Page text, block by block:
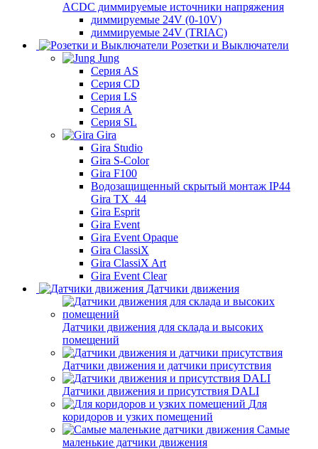
ACDC диммируемые источники напряжения
диммируемые 24V (0-10V)
диммируемые 24V (TRIAC)
Розетки и Выключатели
Jung
Серия AS
Серия CD
Серия LS
Серия A
Серия SL
Gira
Gira Studio
Gira S-Color
Gira F100
Водозащищенный скрытый монтаж IP44
Gira TX_44
Gira Esprit
Gira Event
Gira Event Opaque
Gira ClassiX
Gira ClassiX Art
Gira Event Clear
Датчики движения
Датчики движения для склада и высоких
помещений
Датчики движения и датчики присутствия
Датчики движения и присутствия DALI
Для
коридоров и узких помещений
Самые
маленькие датчики движения